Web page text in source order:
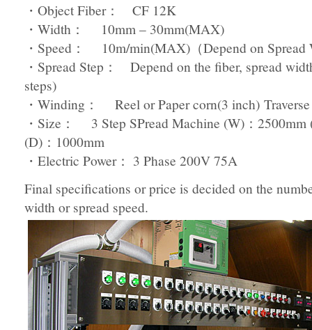
・Object Fiber： CF 12K
・Width： 10mm – 30mm(MAX)
・Speed： 10m/min(MAX)（Depend on Spread
・Spread Step： Depend on the fiber, spread
steps)
・Winding： Reel or Paper corn(3 inch)
・Size： 3 Step SPread Machine (W)：2500mm
(D)：1000mm
・Electric Power： 3 Phase 200V 75A
Final specifications or price is decided on the
width or spread speed.